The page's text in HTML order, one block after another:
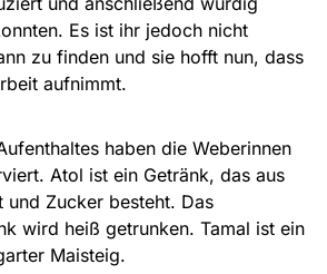
Es ist ihr jedoch nicht
zu finden und sie hofft nun, dass
aufnimmt.
haben die Weberinnen
Atol ist ein Getränk, das aus
und Zucker besteht. Das
wird heiß getrunken. Tamal ist ein
Maisteig.